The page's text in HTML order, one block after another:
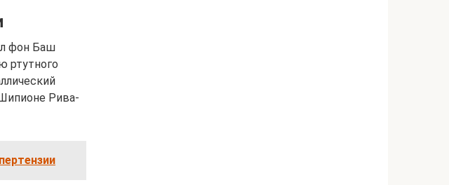
фон Баш
ртутного
Рива-